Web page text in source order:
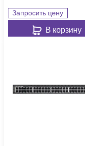
Запросить цену
В корзину